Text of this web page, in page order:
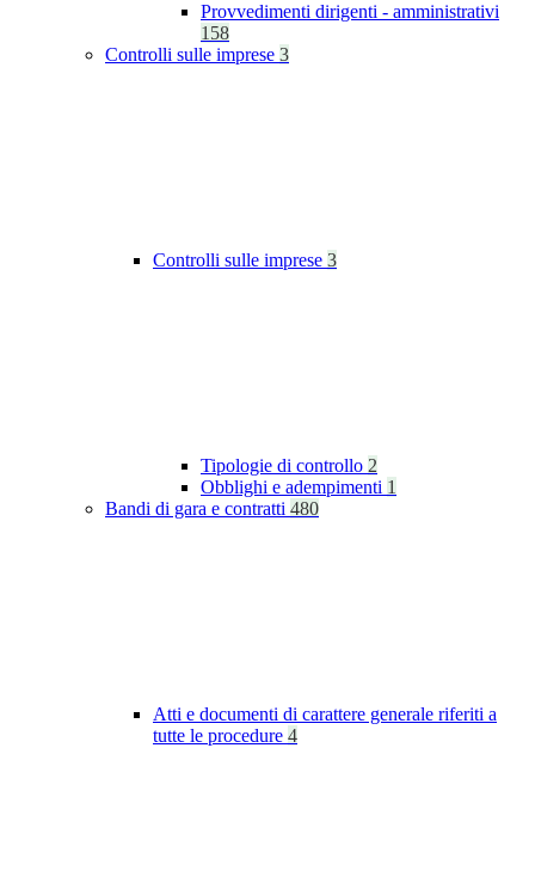
Provvedimenti dirigenti - amministrativi
158
Controlli sulle imprese 3
Controlli sulle imprese 3
Tipologie di controllo 2
Obblighi e adempimenti 1
Bandi di gara e contratti 480
Atti e documenti di carattere generale riferiti a
tutte le procedure 4